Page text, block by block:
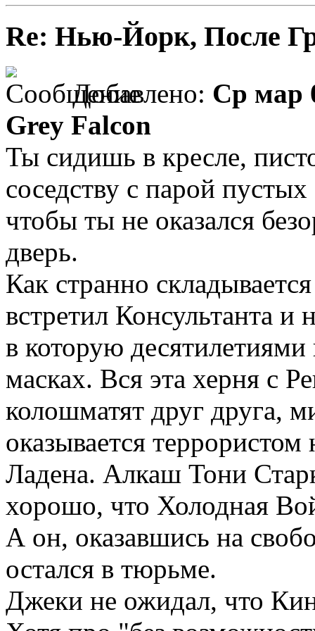
Re: Нью-Йорк, После
Добавлено: Ср мар
Grey Falcon
Ты сидишь в кресле,
соседству с парой
чтобы ты не оказался
дверь.
Как странно
встретил Консультанта и
в которую
масках. Вся эта херня с
колошматят друг друга,
оказывается
Ладена. Алкаш Тони
хорошо, что Холодная
А он, оказавшись на
остался в тюрьме.
Джеки не ожидал, что